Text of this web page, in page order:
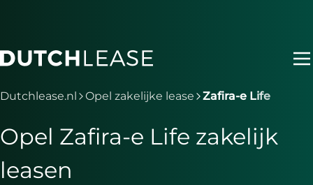
Je bent nu voorbij het hoofdmenu
Dutchlease.nl Opel zakelijke lease Zafira-e Life
Opel Zafira-e Life zakelijk
leasen